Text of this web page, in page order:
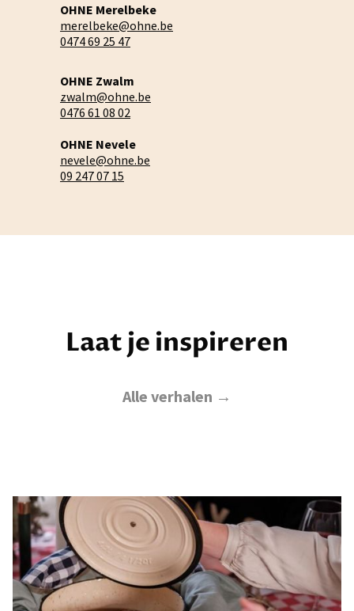
OHNE Merelbeke
merelbeke@ohne.be
0474 69 25 47
OHNE Zwalm
zwalm@ohne.be
0476 61 08 02
OHNE Nevele
nevele@ohne.be
09 247 07 15
Laat je inspireren
Alle verhalen →